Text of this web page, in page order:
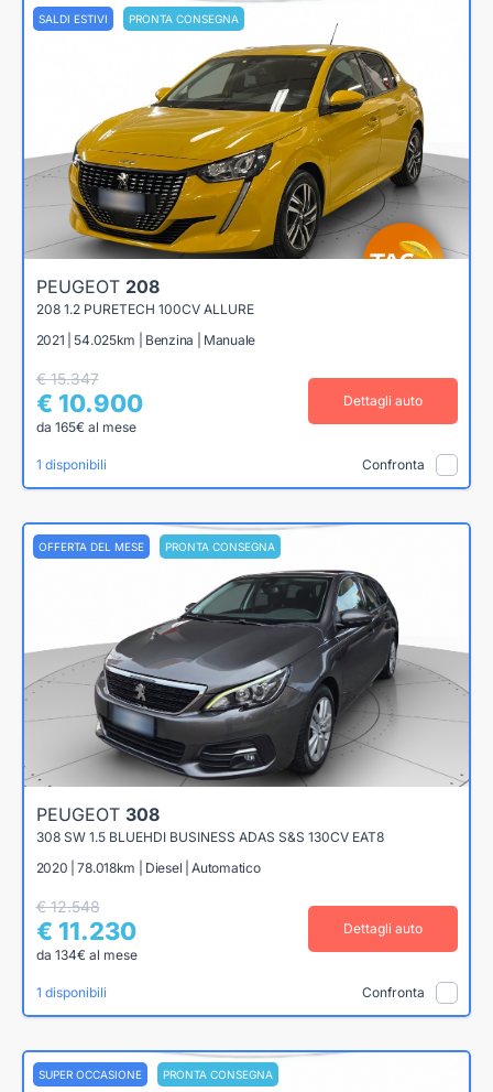
SALDI ESTIVI PRONTA CONSEGNA
PEUGEOT 208
208 1.2 PURETECH 100CV ALLURE
2021 | 54.025km | Benzina | Manuale
€ 15.347
€ 10.900
da 165€ al mese
Dettagli auto
1 disponibili Confronta
OFFERTA DEL MESE PRONTA CONSEGNA
PEUGEOT 308
308 SW 1.5 BLUEHDI BUSINESS ADAS S&S 130CV EAT8
2020 | 78.018km | Diesel | Automatico
€ 12.548
€ 11.230
da 134€ al mese
Dettagli auto
1 disponibili Confronta
SUPER OCCASIONE PRONTA CONSEGNA